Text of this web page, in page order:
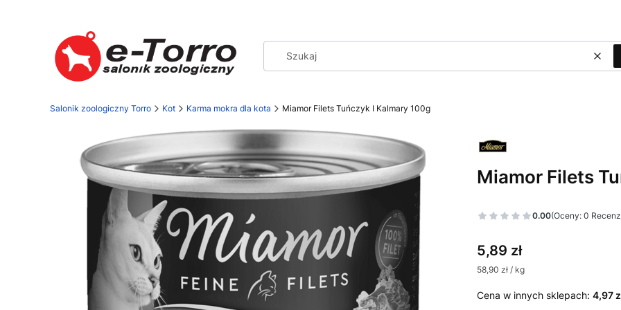
Salonik zoologiczny Torro Kot Karma mokra dla kota Miamor Filets Tuńczyk I Kalmary 100g
Miamor Filets
0.00(Oceny: 0
Cena
5,89 zł
58,90 zł / kg
Cena w innych sklepach: 4,97